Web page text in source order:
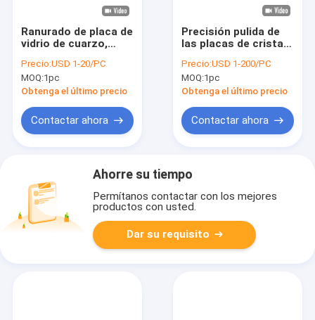
Ranurado de placa de
vidrio de cuarzo,
fundida
personalizada
Precio:USD 1-20/PC
MOQ:1pc
Obtenga el último precio
Contactar ahora
Precisión pulida de
las placas de cristal
ninguna superficie de
la burbuja de aire
Precio:USD 1-200/PC
MOQ:1pc
Obtenga el último precio
Contactar ahora
Ahorre su tiempo
Permítanos contactar con los mejores
productos con usted.
Dar su requisito